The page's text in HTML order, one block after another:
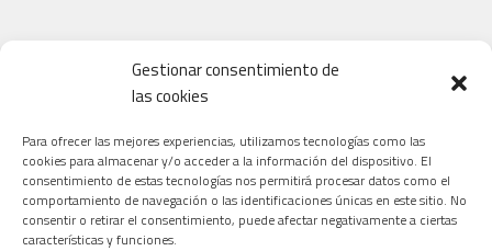
Gestionar consentimiento de
las cookies
Para ofrecer las mejores experiencias, utilizamos tecnologías como las
cookies para almacenar y/o acceder a la información del dispositivo. El
consentimiento de estas tecnologías nos permitirá procesar datos como el
comportamiento de navegación o las identificaciones únicas en este sitio. No
consentir o retirar el consentimiento, puede afectar negativamente a ciertas
características y funciones.